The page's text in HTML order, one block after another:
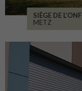
SIÈGE DE L’ONF
METZ